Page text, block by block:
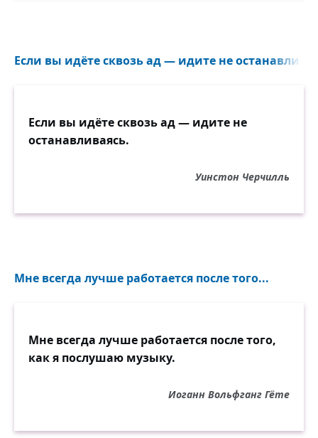
Если вы идёте сквозь ад — идите не
Если вы идёте сквозь ад — идите не
останавливаясь.
Уинстон Черчилль
Мне всегда лучше работается после того...
Мне всегда лучше работается после того,
как я послушаю музыку.
Иоганн Вольфганг Гёте